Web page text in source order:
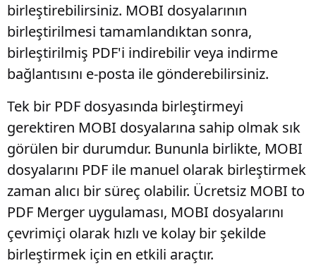
birleştirebilirsiniz. MOBI dosyalarının
birleştirilmesi tamamlandıktan sonra,
birleştirilmiş PDF'i indirebilir veya indirme
bağlantısını e-posta ile gönderebilirsiniz.
Tek bir PDF dosyasında birleştirmeyi
gerektiren MOBI dosyalarına sahip olmak sık
görülen bir durumdur. Bununla birlikte, MOBI
dosyalarını PDF ile manuel olarak birleştirmek
zaman alıcı bir süreç olabilir. Ücretsiz MOBI to
PDF Merger uygulaması, MOBI dosyalarını
çevrimiçi olarak hızlı ve kolay bir şekilde
birleştirmek için en etkili araçtır.